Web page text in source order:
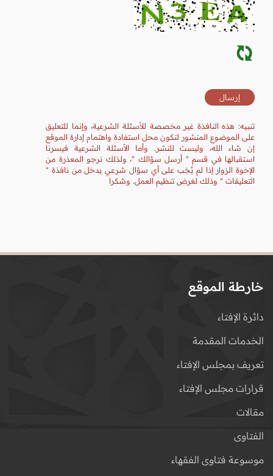
تنبيه: هذه النافذة غير مخصصة للأسئلة الشرعية، وإنما للتعليق
على الموضوع المنشور لتكون محل استفادة واهتمام إدارة الموقع
إن شاء الله، وليست للنشر. وأما الأسئلة الشرعية فيسرنا
استقبالها في قسم " أرسل سؤالك "، ولذلك نرجو المعذرة من
الإخوة الزوار إذا لم يُجَب على أي سؤال شرعي يدخل من نافذة "
التعليقات " وذلك لغرض تنظيم العمل. وشكرا
خارطة الموقع
دائرة الإفتاء
الخدمات المقدمة
تعريف بمجلس الإفتاء
قرارات مجلس الإفتاء
مقالات
الفتاوى
موسوعة فتاوى الفقهاء